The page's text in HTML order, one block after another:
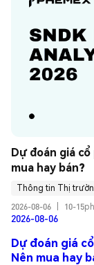
Dự đoán giá cổ
mua hay bán?
Thông tin Thị
2026-08-06
10-
2026-08-06
Dự đoán giá
Nên mua hay